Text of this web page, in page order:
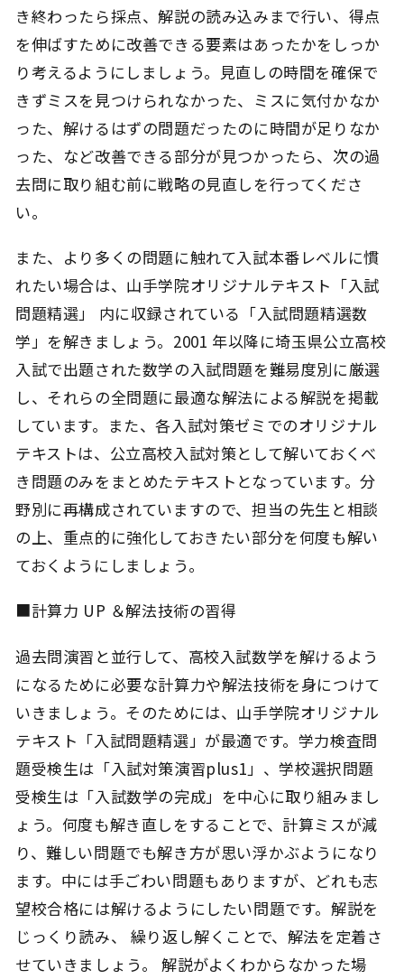
き終わったら採点、解説の読み込みまで行い、得点
を伸ばすために改善できる要素はあったかをしっか
り考えるようにしましょう。見直しの時間を確保で
きずミスを見つけられなかった、ミスに気付かなか
った、解けるはずの問題だったのに時間が足りなか
った、など改善できる部分が見つかったら、次の過
去問に取り組む前に戦略の見直しを行ってくださ
い。
また、より多くの問題に触れて入試本番レベルに慣
れたい場合は、山手学院オリジナルテキスト「入試
問題精選」 内に収録されている「入試問題精選数
学」を解きましょう。2001 年以降に埼玉県公立高校
入試で出題された数学の入試問題を難易度別に厳選
し、それらの全問題に最適な解法による解説を掲載
しています。また、各入試対策ゼミでのオリジナル
テキストは、公立高校入試対策として解いておくべ
き問題のみをまとめたテキストとなっています。分
野別に再構成されていますので、担当の先生と相談
の上、重点的に強化しておきたい部分を何度も解い
ておくようにしましょう。
■計算力 UP ＆解法技術の習得
過去問演習と並行して、高校入試数学を解けるよう
になるために必要な計算力や解法技術を身につけて
いきましょう。そのためには、山手学院オリジナル
テキスト「入試問題精選」が最適です。学力検査問
題受検生は「入試対策演習plus1」、学校選択問題
受検生は「入試数学の完成」を中心に取り組みまし
ょう。何度も解き直しをすることで、計算ミスが減
り、難しい問題でも解き方が思い浮かぶようになり
ます。中には手ごわい問題もありますが、どれも志
望校合格には解けるようにしたい問題です。解説を
じっくり読み、 繰り返し解くことで、解法を定着さ
せていきましょう。 解説がよくわからなかった場